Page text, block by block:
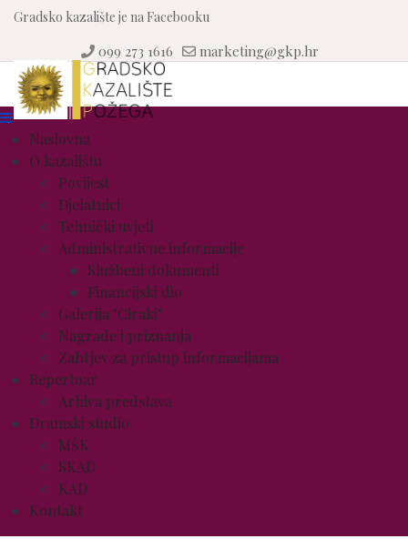
Gradsko kazalište je na Facebooku
099 273 1616 marketing@gkp.hr
Naslovna
O kazalištu
Povijest
Djelatnici
Tehnički uvjeti
Administrativne informacije
Službeni dokumenti
Financijski dio
Galerija "Ciraki"
Nagrade i priznanja
Zahtjev za pristup informacijama
Repertoar
Arhiva predstava
Dramski studio
MŠK
SKAD
KAD
Kontakt